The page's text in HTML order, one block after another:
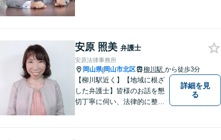
安原 照美 弁護士
安原法律事務所
岡山県|岡山市北区 柳川駅 から徒歩3分
【柳川駅近く】【地域に根ざ
した弁護士】皆様のお話を懇
切丁寧に伺い、法律的に整理
詳細を見
る